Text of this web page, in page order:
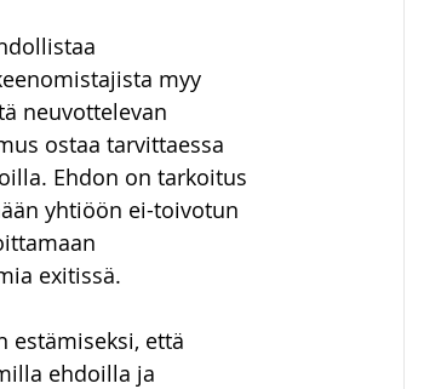
myy
neuvottelevan
ostaa tarvittaessa
Ehdon on tarkoitus
yhtiöön ei-toivotun
exitissä.
estämiseksi, että
ehdoilla ja